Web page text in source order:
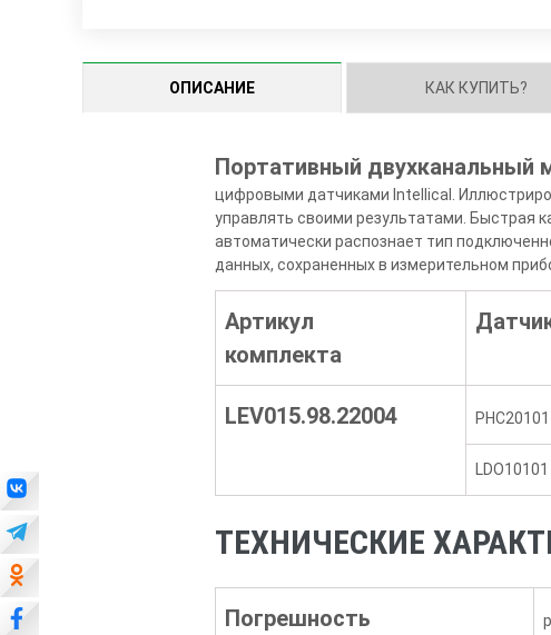
ОПИСАНИЕ КАК КУПИТЬ?
Портативный двухканальный
цифровыми датчиками Intellical.
управлять своими результатами. Быстрая
автоматически распознает тип
данных, сохраненных в измерительном
Артикул
комплекта
LEV015.98.22004 PHC20101
LDO10101
ТЕХНИЧЕСКИЕ
Погрешность